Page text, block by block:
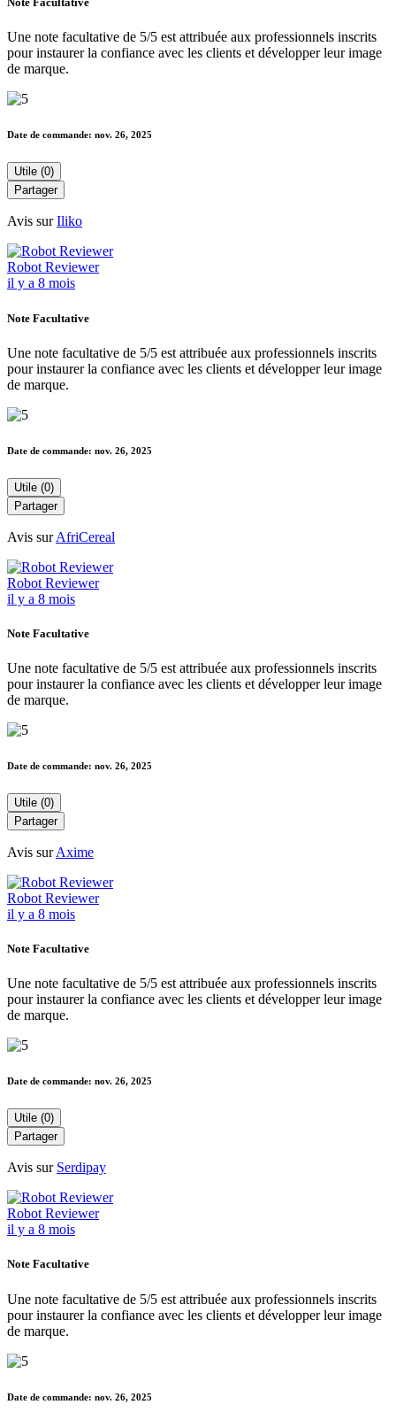
Une note facultative de 5/5 est attribuée aux professionnels inscrits
pour instaurer la confiance avec les clients et développer leur image
de marque.
Date de commande: nov. 26, 2025
Utile (0)
Partager
Avis surIliko
Robot Reviewer
il y a 8 mois
Note Facultative
Une note facultative de 5/5 est attribuée aux professionnels inscrits
pour instaurer la confiance avec les clients et développer leur image
de marque.
Date de commande: nov. 26, 2025
Utile (0)
Partager
Avis surAfriCereal
Robot Reviewer
il y a 8 mois
Note Facultative
Une note facultative de 5/5 est attribuée aux professionnels inscrits
pour instaurer la confiance avec les clients et développer leur image
de marque.
Date de commande: nov. 26, 2025
Utile (0)
Partager
Avis surAxime
Robot Reviewer
il y a 8 mois
Note Facultative
Une note facultative de 5/5 est attribuée aux professionnels inscrits
pour instaurer la confiance avec les clients et développer leur image
de marque.
Date de commande: nov. 26, 2025
Utile (0)
Partager
Avis sur Serdipay
Robot Reviewer
il y a 8 mois
Note Facultative
Une note facultative de 5/5 est attribuée aux professionnels inscrits
pour instaurer la confiance avec les clients et développer leur image
de marque.
Date de commande: nov. 26, 2025